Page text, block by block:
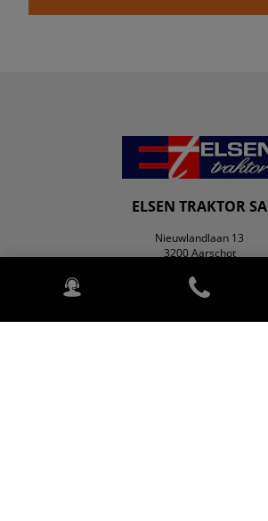
ELSEN TRAKTOR SA
Nieuwlandlaan 13
3200 Aarschot